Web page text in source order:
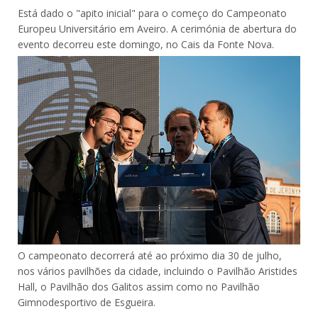
Está dado o "apito inicial" para o começo do Campeonato
Europeu Universitário em Aveiro. A cerimónia de abertura do
evento decorreu este domingo, no Cais da Fonte Nova.
O campeonato decorrerá até ao próximo dia 30 de julho,
nos vários pavilhões da cidade, incluindo o Pavilhão Aristides
Hall, o Pavilhão dos Galitos assim como no Pavilhão
Gimnodesportivo de Esgueira.